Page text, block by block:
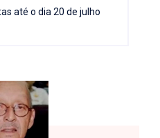
até o dia 20 de julho